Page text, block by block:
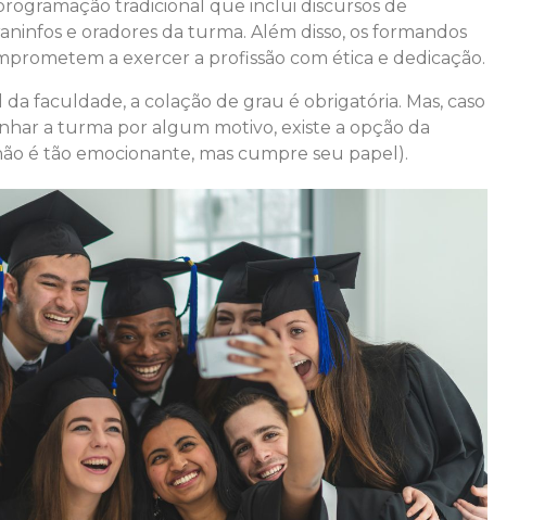
tradicional que inclui discursos de
e oradores da turma. Além disso, os formandos
a exercer a profissão com ética e dedicação.
faculdade, a colação de grau é obrigatória. Mas, caso
a turma por algum motivo, existe a opção da
é tão emocionante, mas cumpre seu papel).